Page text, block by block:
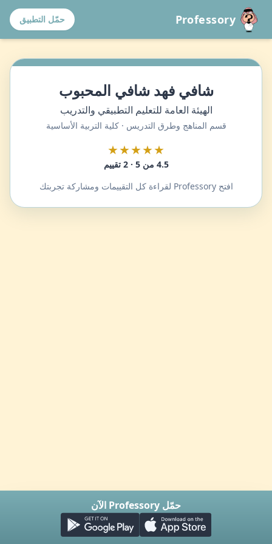
Professory حمّل التطبيق
شافي فهد شافي المحبوب
الهيئة العامة للتعليم التطبيقي والتدريب
قسم المناهج وطرق التدريس · كلية التربية الأساسية
★★★★★
4.5 من 5 · 2 تقييم
افتح Professory لقراءة كل التقييمات ومشاركة تجربتك
حمّل Professory الآن